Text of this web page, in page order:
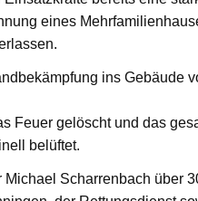
eines
ins Gebäude
Feuer gelöscht und das
belüftet.
Scharrenbach über